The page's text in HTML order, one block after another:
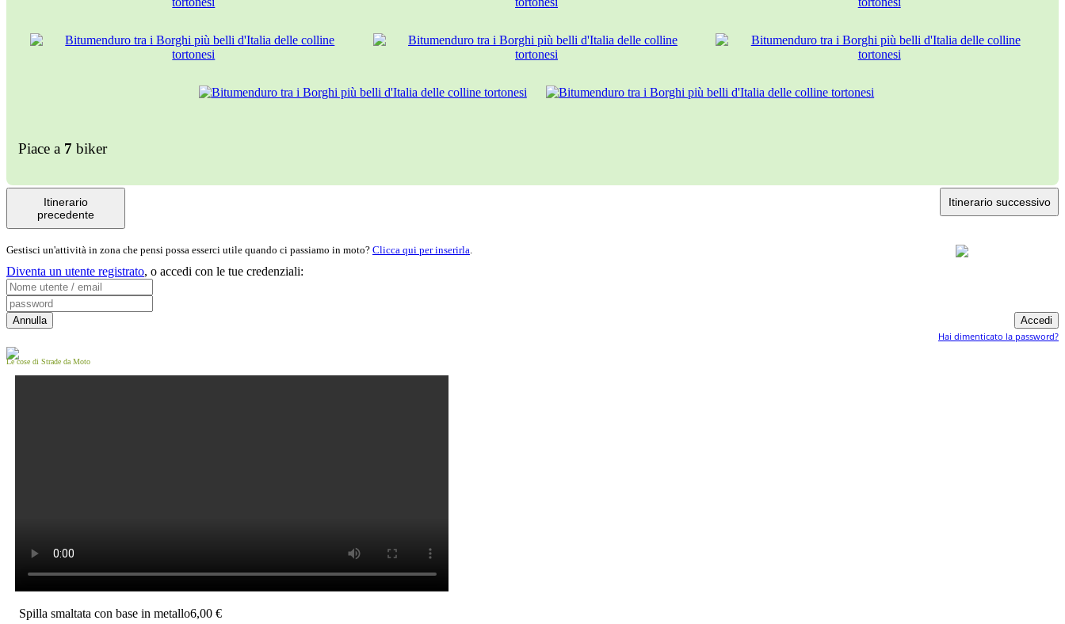
Piace a 7 biker
Itinerario
precedente
Itinerario successivo
Gestisci un'attività in zona che pensi possa esserci utile quando ci passiamo in moto? Clicca qui per inserirla
Diventa un utente registrato, o accedi con le tue credenziali:
Hai dimenticato la password?
Le cose di Strade da Moto
Spilla smaltata con base in metallo6,00 €